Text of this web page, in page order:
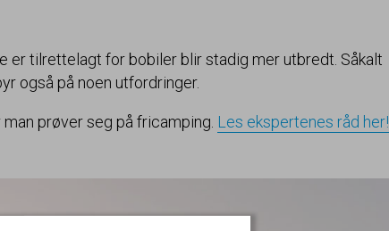
er tilrettelagt for bobiler blir stadig mer utbredt. Såkalt
også på noen utfordringer.
prøver seg på fricamping. Les ekspertenes råd her!